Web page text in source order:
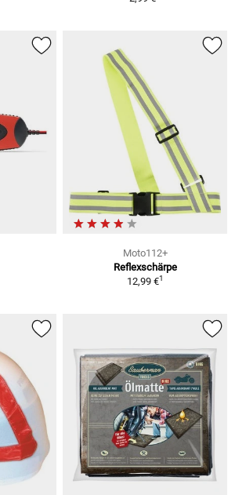
Moto112+
Reflexschärpe
12,99 €1